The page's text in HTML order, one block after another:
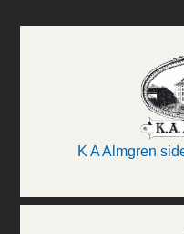
K A Almgren